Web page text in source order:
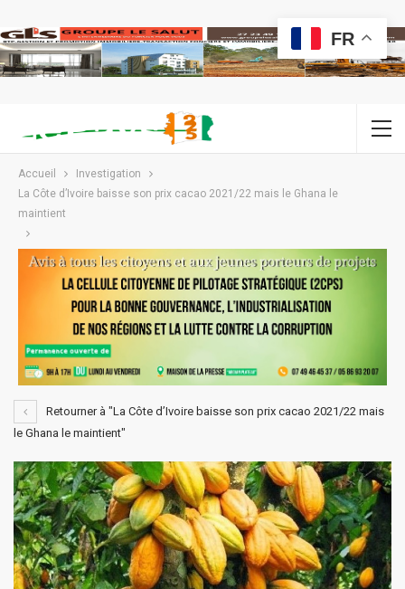
Accueil
Investigation
La Côte d’Ivoire baisse son prix cacao 2021/22 mais le Ghana le
maintient
Retourner à "La Côte d’Ivoire baisse son prix cacao 2021/22 mais
le Ghana le maintient"
FR